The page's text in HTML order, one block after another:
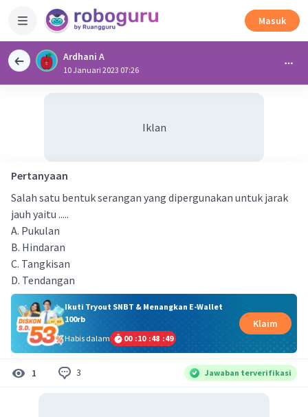
Masuk
Ardhani A
10 Januari 2023 07:26
Iklan
Pertanyaan
Salah satu bentuk serangan yang dipergunakan untuk jarak
jauh yaitu .....
A. Pukulan
B. Hindaran
C. Tangkisan
D. Tendangan
Ikuti Tryout SNBT & Menangkan E-Wallet
100rb
Habis dalam
00 :10 :48 :49
Klaim
1 3 Jawaban terverifikasi